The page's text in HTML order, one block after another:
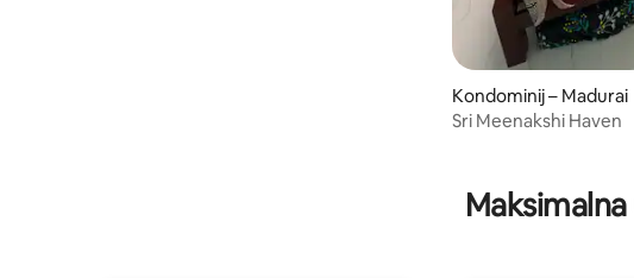
Kondominij – Madurai
Sri Meenakshi Haven